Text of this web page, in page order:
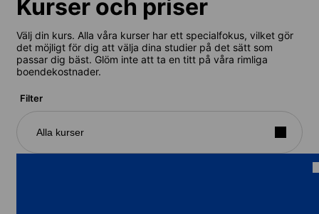
Kurser och priser
Välj din kurs. Alla våra kurser har ett specialfokus, vilket gör
det möjligt för dig att välja dina studier på det sätt som
passar dig bäst. Glöm inte att ta en titt på våra rimliga
boendekostnader.
Filter
Alla kurser